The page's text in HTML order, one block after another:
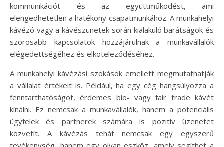
kommunikációt és az együttműködést, ami
elengedhetetlen a hatékony csapatmunkához. A munkahelyi
kávézó vagy a kávészünetek során kialakuló barátságok és
szorosabb kapcsolatok hozzájárulnak a munkavállalók
elégedettségéhez és elköteleződéséhez.
A munkahelyi kávézási szokások emellett megmutathatják
a vállalat értékeit is. Például, ha egy cég hangsúlyozza a
fenntarthatóságot, érdemes bio- vagy fair trade kávét
kínálni. Ez nemcsak a munkavállalók, hanem a potenciális
ügyfelek és partnerek számára is pozitív üzenetet
közvetít. A kávézás tehát nemcsak egy egyszerű